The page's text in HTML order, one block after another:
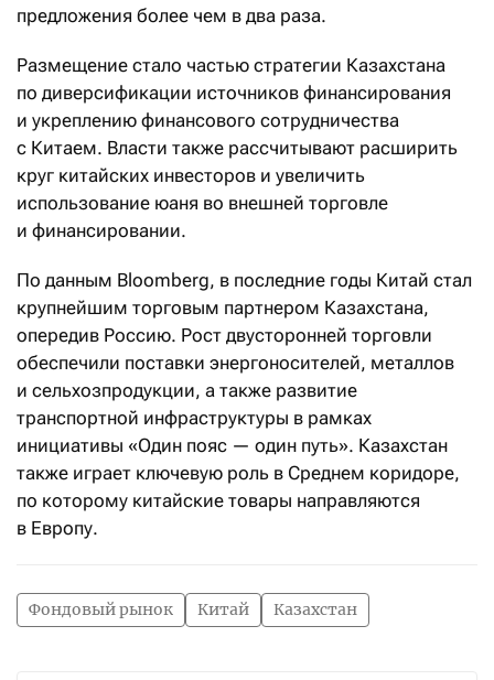
предложения более чем в два раза.
Размещение стало частью стратегии Казахстана
по диверсификации источников финансирования
и укреплению финансового сотрудничества
с Китаем. Власти также рассчитывают расширить
круг китайских инвесторов и увеличить
использование юаня во внешней торговле
и финансировании.
По данным Bloomberg, в последние годы Китай стал
крупнейшим торговым партнером Казахстана,
опередив Россию. Рост двусторонней торговли
обеспечили поставки энергоносителей, металлов
и сельхозпродукции, а также развитие
транспортной инфраструктуры в рамках
инициативы «Один пояс — один путь». Казахстан
также играет ключевую роль в Среднем коридоре,
по которому китайские товары направляются
в Европу.
Фондовый рынок Китай Казахстан